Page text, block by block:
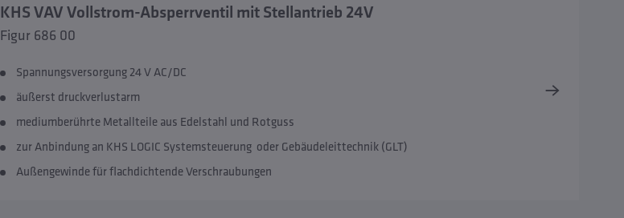
KHS VAV Vollstrom-Absperrventil mit Stellantrieb 24V
Figur 686 00
Spannungsversorgung 24 V AC/DC
äußerst druckverlustarm
mediumberührte Metallteile aus Edelstahl und Rotguss
zur Anbindung an KHS LOGIC Systemsteuerung oder Gebäudeleittechnik (GLT)
Außengewinde für flachdichtende Verschraubungen